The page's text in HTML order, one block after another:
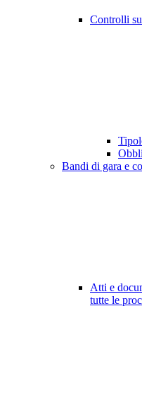
Controlli
Bandi di gara e
Atti e
tutte le